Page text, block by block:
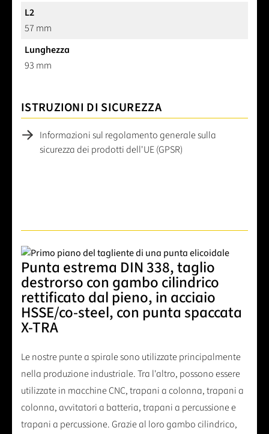
L2
57 mm
Lunghezza
93 mm
ISTRUZIONI DI SICUREZZA
Informazioni sul regolamento generale sulla
sicurezza dei prodotti dell'UE (GPSR)
Punta estrema DIN 338, taglio
destrorso con gambo cilindrico
rettificato dal pieno, in acciaio
HSSE/co-steel, con punta spaccata
X-TRA
Le nostre punte a spirale sono utilizzate principalmente
nella produzione industriale. Tra l'altro, possono essere
utilizzate in macchine CNC, trapani a colonna, trapani a
colonna, avvitatori a batteria, trapani a percussione e
trapani a percussione. Grazie al loro gambo cilindrico,